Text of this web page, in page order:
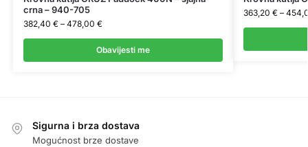
crna – 940-705
382,40 € – 478,00 €
Obavijesti me
363,20 € –
Sigurna i brza dostava
Mogućnost brze dostave